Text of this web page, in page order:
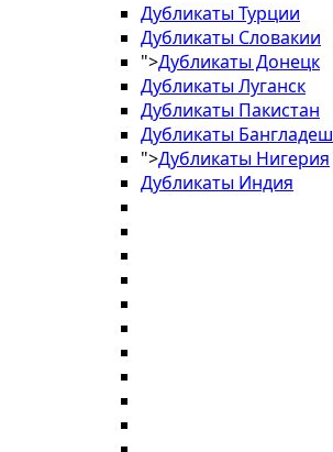
Дубликаты Турции
Дубликаты Словакии
">Дубликаты Донецк
Дубликаты Луганск
Дубликаты Пакистан
Дубликаты Бангладеш
">Дубликаты Нигерия
Дубликаты Индия